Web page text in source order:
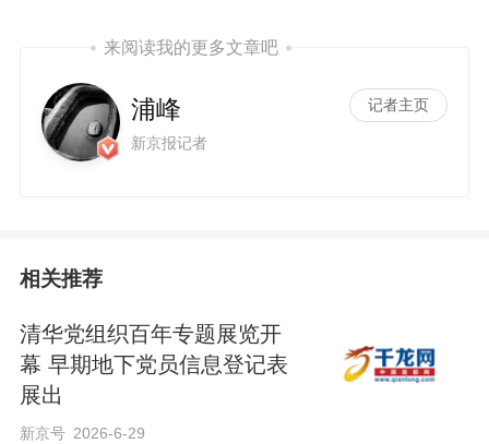
来阅读我的更多文章吧
浦峰
新京报记者
记者主页
相关推荐
清华党组织百年专题展览开
幕 早期地下党员信息登记表
展出
新京号 2026-6-29